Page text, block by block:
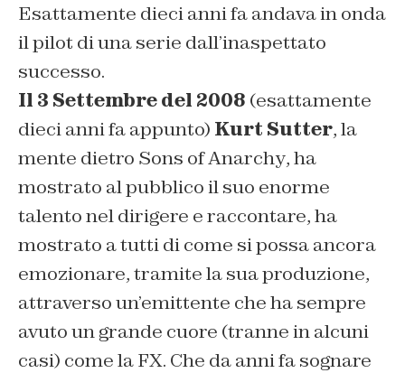
Esattamente dieci anni fa andava in onda
il pilot di una serie dall’inaspettato
successo.
Il 3 Settembre del 2008 (esattamente
dieci anni fa appunto) Kurt Sutter, la
mente dietro Sons of Anarchy, ha
mostrato al pubblico il suo enorme
talento nel dirigere e raccontare, ha
mostrato a tutti di come si possa ancora
emozionare, tramite la sua produzione,
attraverso un’emittente che ha sempre
avuto un grande cuore (tranne in alcuni
casi) come laFX. Che da anni fa sognare